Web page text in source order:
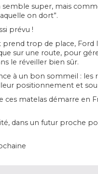
semble super, mais
on dort”.
prévu !
trop de place, Ford
sur une route, pour
le réveiller bien sûr.
à un bon sommeil :
positionnement et
ces matelas démarre en
dans un futur proche